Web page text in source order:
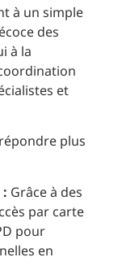
à un simple
des
à la
et
plus
Grâce à des
par carte
pour
en